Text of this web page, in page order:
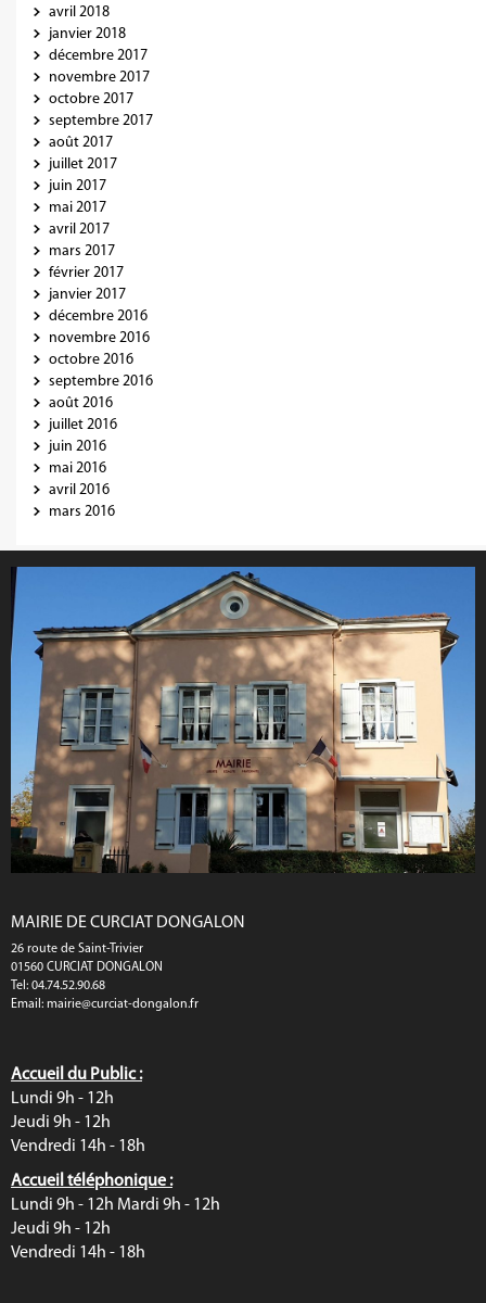
avril 2018
janvier 2018
décembre 2017
novembre 2017
octobre 2017
septembre 2017
août 2017
juillet 2017
juin 2017
mai 2017
avril 2017
mars 2017
février 2017
janvier 2017
décembre 2016
novembre 2016
octobre 2016
septembre 2016
août 2016
juillet 2016
juin 2016
mai 2016
avril 2016
mars 2016
MAIRIE DE CURCIAT DONGALON
26 route de Saint-Trivier
01560 CURCIAT DONGALON
Tel: 04.74.52.90.68
Email: mairie@curciat-dongalon.fr
Accueil du Public :
Lundi 9h - 12h
Jeudi 9h - 12h
Vendredi 14h - 18h
Accueil téléphonique :
Lundi 9h - 12h Mardi 9h - 12h
Jeudi 9h - 12h
Vendredi 14h - 18h